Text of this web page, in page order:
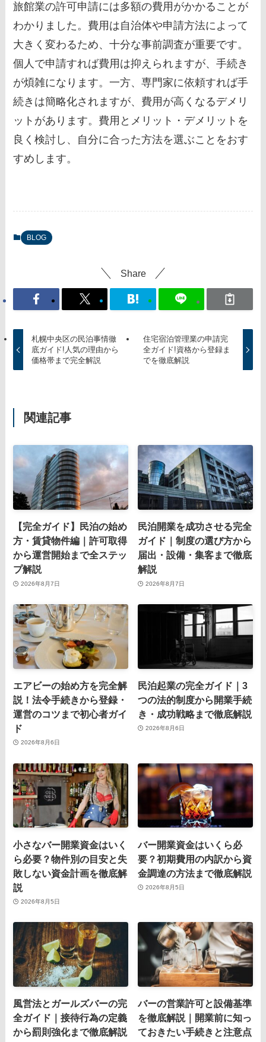
旅館業の許可申請には多額の費用がかかることが
わかりました。費用は自治体や申請方法によって
大きく変わるため、十分な事前調査が重要です。
個人で申請すれば費用は抑えられますが、手続き
が煩雑になります。一方、専門家に依頼すれば手
続きは簡略化されますが、費用が高くなるデメリ
ットがあります。費用とメリット・デメリットを
良く検討し、自分に合った方法を選ぶことをおす
すめします。
BLOG
Share
札幌中央区の民泊事情徹
底ガイド!人気の理由から
価格帯まで完全解説
住宅宿泊管理業の申請完
全ガイド!資格から登録ま
でを徹底解説
関連記事
【完全ガイド】民泊の始め
方・賃貸物件編｜許可取得
から運営開始まで全ステッ
プ解説
2026年8月7日
民泊開業を成功させる完全
ガイド｜制度の選び方から
届出・設備・集客まで徹底
解説
2026年8月7日
エアビーの始め方を完全解
説！法令手続きから登録・
運営のコツまで初心者ガイ
ド
2026年8月6日
民泊起業の完全ガイド｜3
つの法的制度から開業手続
き・成功戦略まで徹底解説
2026年8月6日
小さなバー開業資金はいく
ら必要？物件別の目安と失
敗しない資金計画を徹底解
説
2026年8月5日
バー開業資金はいくら必
要？初期費用の内訳から資
金調達の方法まで徹底解説
2026年8月5日
風営法とガールズバーの完
全ガイド｜接待行為の定義
から罰則強化まで徹底解説
バーの営業許可と設備基準
を徹底解説｜開業前に知っ
ておきたい手続きと注意点